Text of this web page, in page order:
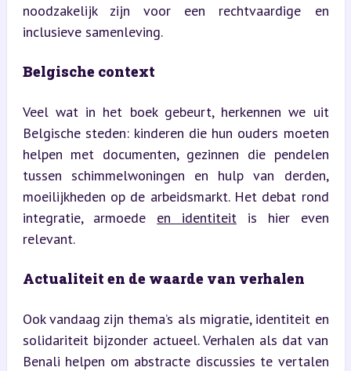
noodzakelijk zijn voor een rechtvaardige en
inclusieve samenleving.
Belgische context
Veel wat in het boek gebeurt, herkennen we uit
Belgische steden: kinderen die hun ouders moeten
helpen met documenten, gezinnen die pendelen
tussen schimmelwoningen en hulp van derden,
moeilijkheden op de arbeidsmarkt. Het debat rond
integratie, armoede en identiteit is hier even
relevant.
Actualiteit en de waarde van verhalen
Ook vandaag zijn thema’s als migratie, identiteit en
solidariteit bijzonder actueel. Verhalen als dat van
Benali helpen om abstracte discussies te vertalen